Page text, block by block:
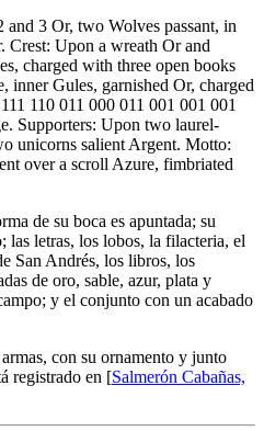
3 Or, two Wolves passant, in
Crest: Upon a wreath Or and
charged with three open books
inner Gules, garnished Or, charged
110 011 000 011 001 001 001
Supporters: Upon two laurel-
unicorns salient Argent. Motto:
over a scroll Azure, fimbriated
de su boca es apuntada; su
las letras, los lobos, la filacteria, el
San Andrés, los libros, los
de oro, sable, azur, plata y
y el conjunto con un acabado
con su ornamento y junto
registrado en [Salmerón Cabañas,